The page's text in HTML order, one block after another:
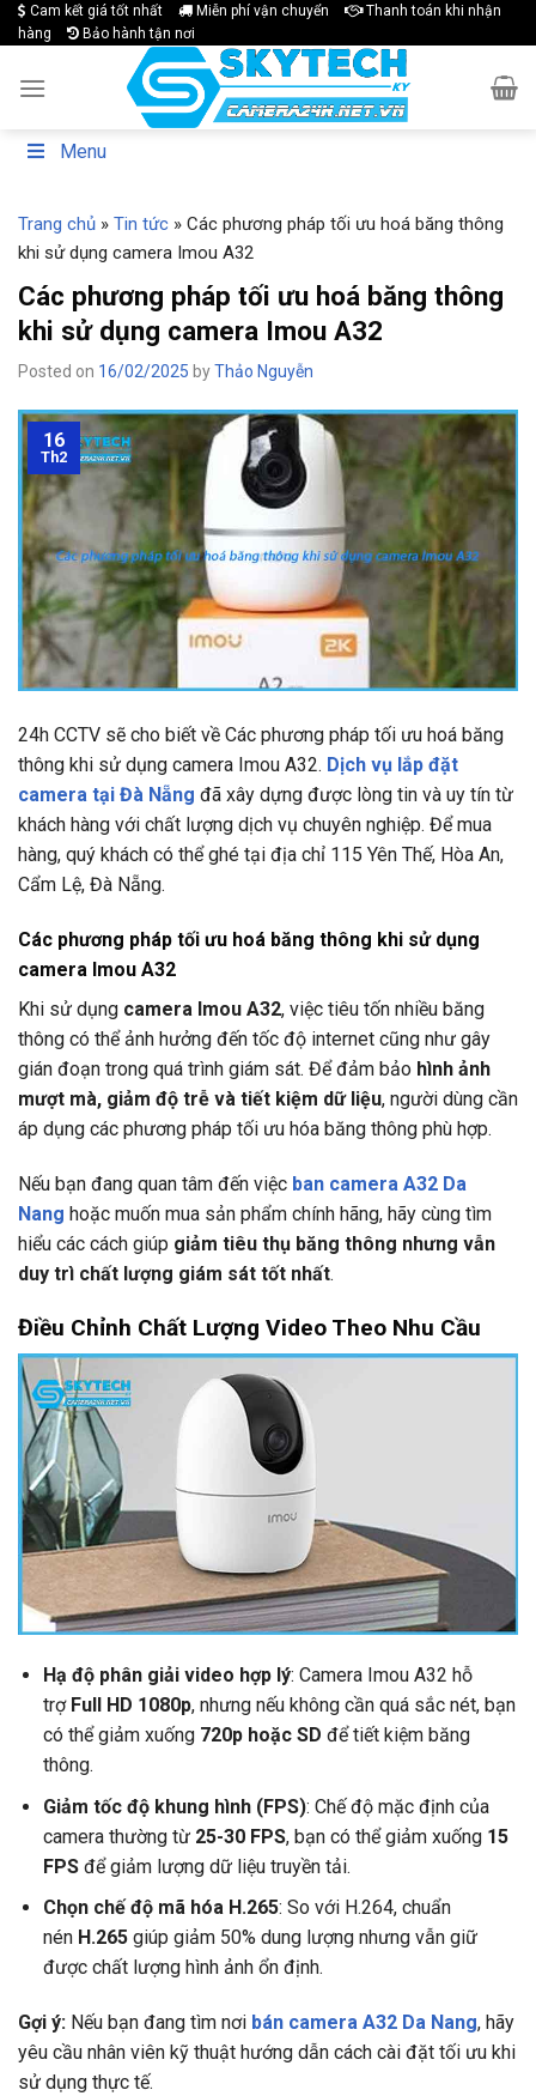
Skip
to
Cam kết giá tốt nhất Miễn phí vận chuyển
Thanh toán khi nhận
hàng
Bảo hành tận nơi
Menu
Trang chủ » Tin tức » Các phương pháp tối ưu hoá băng thông
khi sử dụng camera Imou A32
Các phương pháp tối ưu hoá băng thông
khi sử dụng camera Imou A32
Posted on 16/02/2025 byThảo Nguyễn
16
Th2
24h CCTV sẽ cho biết về Các phương pháp tối ưu hoá băng
thông khi sử dụng camera Imou A32. Dịch vụ lắp đặt
camera tại Đà Nẵng đã xây dựng được lòng tin và uy tín từ
khách hàng với chất lượng dịch vụ chuyên nghiệp. Để mua
hàng, quý khách có thể ghé tại địa chỉ 115 Yên Thế, Hòa An,
Cẩm Lệ, Đà Nẵng.
Các phương pháp tối ưu hoá băng thông khi sử dụng
camera Imou A32
Khi sử dụng camera Imou A32, việc tiêu tốn nhiều băng
thông có thể ảnh hưởng đến tốc độ internet cũng như gây
gián đoạn trong quá trình giám sát. Để đảm bảo hình ảnh
mượt mà, giảm độ trễ và tiết kiệm dữ liệu, người dùng cần
áp dụng các phương pháp tối ưu hóa băng thông phù hợp.
Nếu bạn đang quan tâm đến việc ban camera A32 Da
Nang hoặc muốn mua sản phẩm chính hãng, hãy cùng tìm
hiểu các cách giúp giảm tiêu thụ băng thông nhưng vẫn
duy trì chất lượng giám sát tốt nhất.
Điều Chỉnh Chất Lượng Video Theo Nhu Cầu
Hạ độ phân giải video hợp lý: Camera Imou A32 hỗ
trợ Full HD 1080p, nhưng nếu không cần quá sắc nét, bạn
có thể giảm xuống 720p hoặc SD để tiết kiệm băng
thông.
Giảm tốc độ khung hình (FPS): Chế độ mặc định của
camera thường từ 25-30 FPS, bạn có thể giảm xuống 15
FPSđể giảm lượng dữ liệu truyền tải.
Chọn chế độ mã hóa H.265: So với H.264, chuẩn
nén H.265giúp giảm 50% dung lượng nhưng vẫn giữ
được chất lượng hình ảnh ổn định.
Gợi ý: Nếu bạn đang tìm nơi bán camera A32 Da Nang, hãy
yêu cầu nhân viên kỹ thuật hướng dẫn cách cài đặt tối ưu khi
sử dụng thực tế.